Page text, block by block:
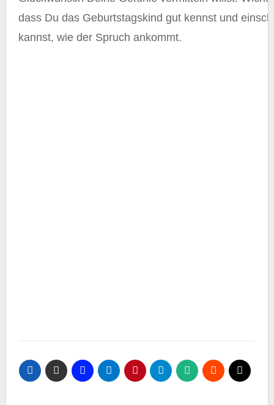
dass Du das Geburtstagskind gut kennst und
kannst, wie der Spruch ankommt.